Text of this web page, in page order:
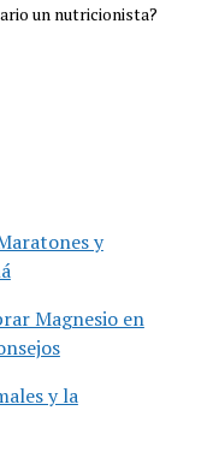
un nutricionista?
y
Magnesio en
y la